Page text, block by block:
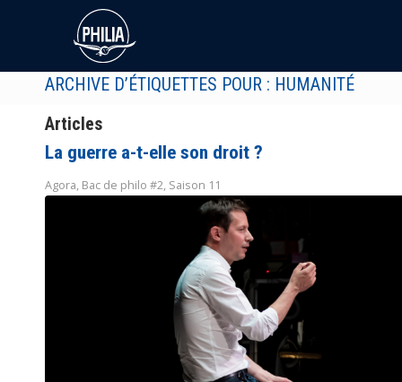
ARCHIVE D’ÉTIQUETTES POUR : HUMANITÉ
Articles
La guerre a-t-elle son droit ?
Agora, Bac de philo #2, Saison 11